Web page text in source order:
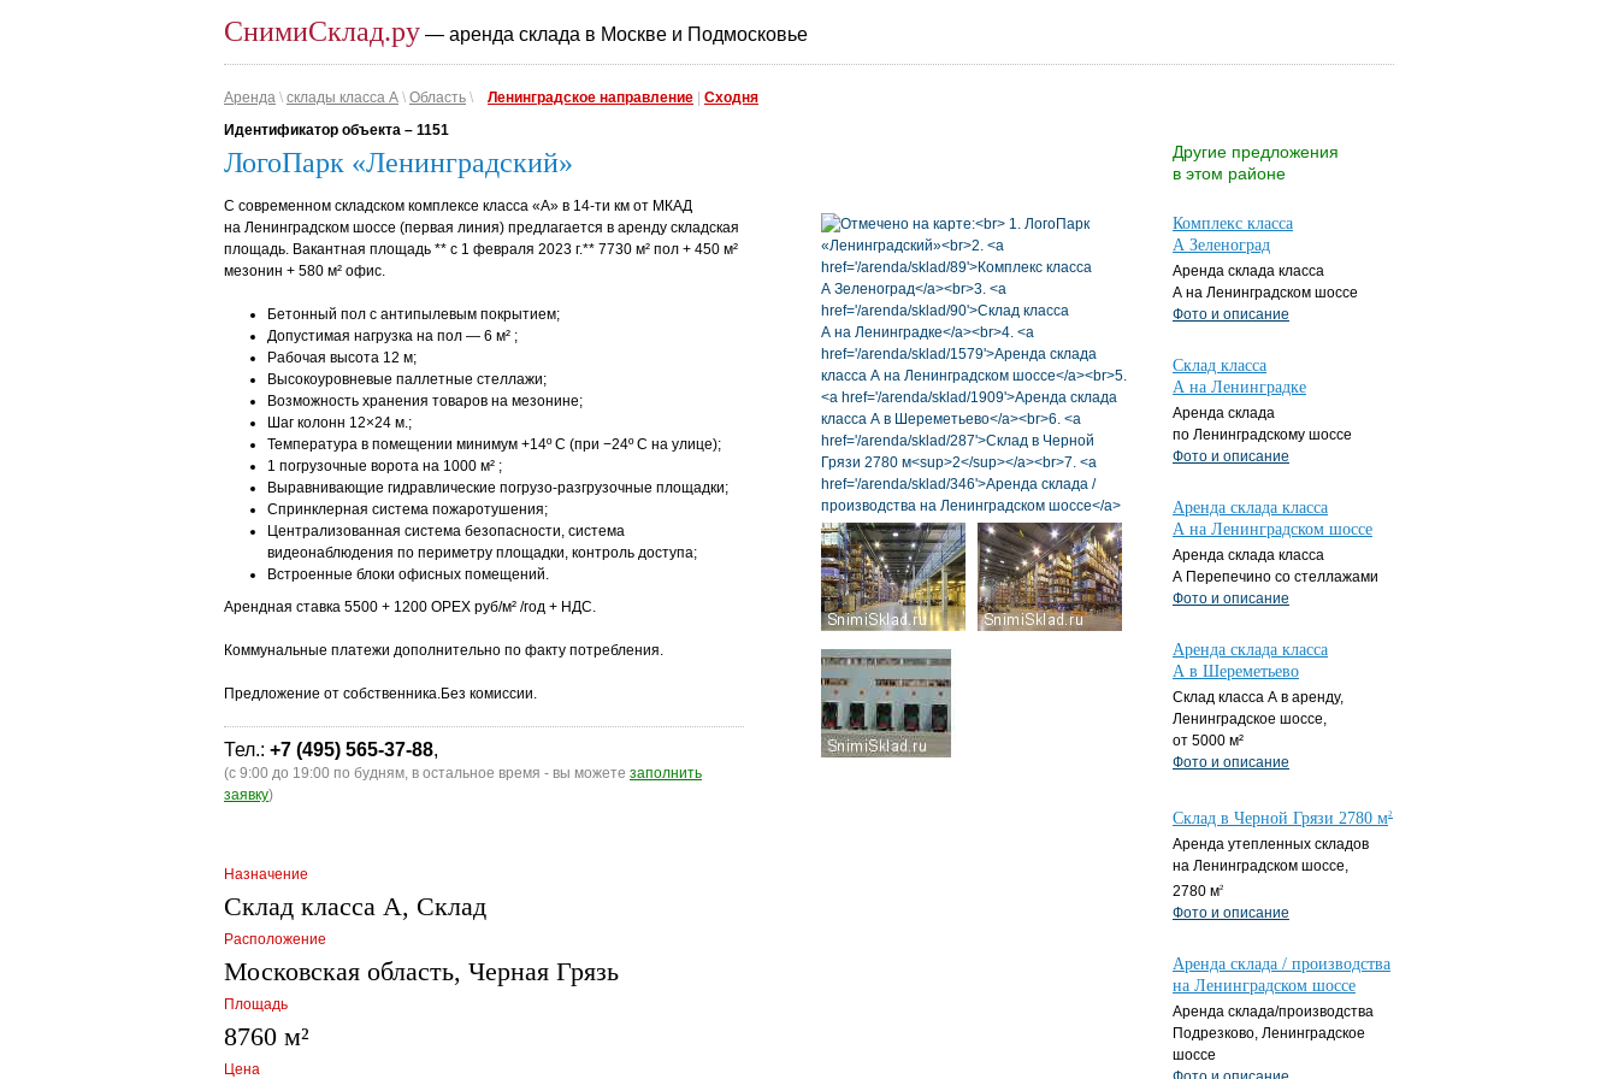
СнимиСклад.ру — аренда склада в Москве и Подмосковье
Аренда \ склады класса A \ Область \ Ленинградское направление
Сходня
Идентификатор объекта – 1151
ЛогоПарк «Ленинградский»
Другие предложения
в этом районе
С современном складском комплексе класса «А» в 14-ти км от МКАД
на Ленинградском шоссе (первая линия) предлагается в аренду складская
площадь. Вакантная площадь ** c 1 февраля 2023 г.** 7730 м² пол + 450 м²
мезонин + 580 м² офис.
Бетонный пол с антипылевым покрытием;
Допустимая нагрузка на пол — 6 м² ;
Рабочая высота 12 м;
Высокоуровневые паллетные стеллажи;
Возможность хранения товаров на мезонине;
Шаг колонн 12×24 м.;
Температура в помещении минимум +14º C (при −24º C на улице);
1 погрузочные ворота на 1000 м² ;
Выравнивающие гидравлические погрузо-разгрузочные площадки;
Спринклерная система пожаротушения;
Централизованная система безопасности, система
видеонаблюдения по периметру площадки, контроль доступа;
Встроенные блоки офисных помещений.
Арендная ставка 5500 + 1200 OPEX руб/м² /год + НДС.
Коммунальные платежи дополнительно по факту потребления.
Предложение от собственника.Без комиссии.
Тел.: +7 (495) 565-37-88,
(с 9:00 до 19:00 по будням, в остальное время - вы можете заполнить
заявку)
Назначение
Склад класса A, Склад
Расположение
Московская область, Черная Грязь
Площадь
8760 м²
Цена
Комплекс класса
А Зеленоград
Аренда склада класса
А на Ленинградском шоссе
Фото и описание
Склад класса
А на Ленинградке
Аренда склада
по Ленинградскому шоссе
Фото и описание
Аренда склада класса
А на Ленинградском шоссе
Аренда склада класса
А Перепечино со стеллажами
Фото и описание
Аренда склада класса
А в Шереметьево
Склад класса А в аренду,
Ленинградское шоссе,
от 5000 м²
Фото и описание
Склад в Черной Грязи 2780 м2
Аренда утепленных складов
на Ленинградском шоссе,
2780 м2
Фото и описание
Аренда склада / производства
на Ленинградском шоссе
Аренда склада/производства
Подрезково, Ленинградское
шоссе